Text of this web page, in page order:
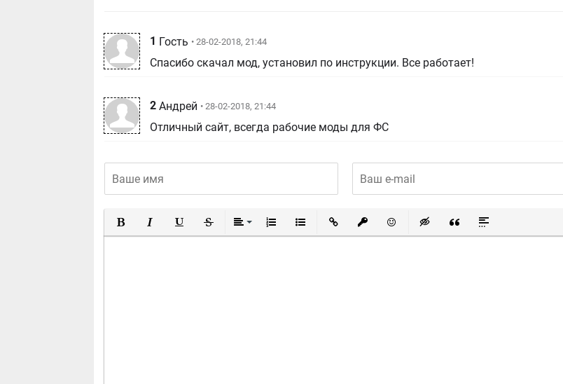
1 Гость • 28-02-2018, 21:44
Спасибо скачал мод, установил по инструкции. Все работает!
2 Андрей • 28-02-2018, 21:44
Отличный сайт, всегда рабочие моды для ФС
Полужирный
КурсивПодчеркнутый
ЗачеркнутыйВыравнивание
Нумерованный список
Маркированный список
Вставить ссылку
Вставить защищенную ссылку
Вставить смайлик
Вставка скрытого текста
Вставка цитаты
Вставка спойлера